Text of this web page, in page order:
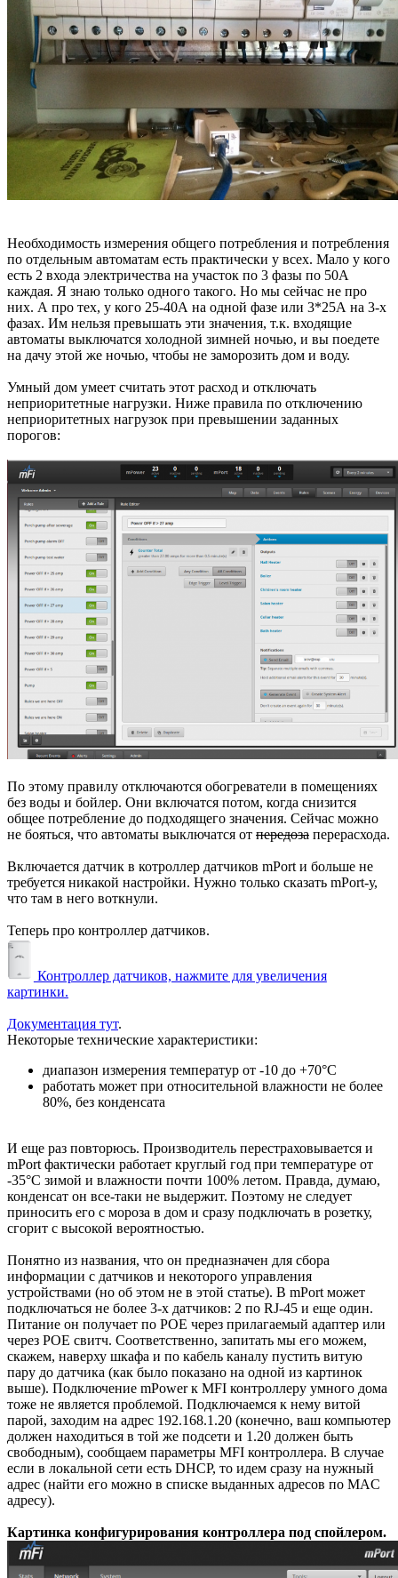
Необходимость измерения общего потребления и потребления
по отдельным автоматам есть практически у всех. Мало у кого
есть 2 входа электричества на участок по 3 фазы по 50А
каждая. Я знаю только одного такого. Но мы сейчас не про
них. А про тех, у кого 25-40А на одной фазе или 3*25А на 3-х
фазах. Им нельзя превышать эти значения, т.к. входящие
автоматы выключатся холодной зимней ночью, и вы поедете
на дачу этой же ночью, чтобы не заморозить дом и воду.
Умный дом умеет считать этот расход и отключать
неприоритетные нагрузки. Ниже правила по отключению
неприоритетных нагрузок при превышении заданных
порогов:
По этому правилу отключаются обогреватели в помещениях
без воды и бойлер. Они включатся потом, когда снизится
общее потребление до подходящего значения. Сейчас можно
не бояться, что автоматы выключатся от передоза перерасхода.
Включается датчик в котроллер датчиков mPort и больше не
требуется никакой настройки. Нужно только сказать mPort-у,
что там в него воткнули.
Теперь про контроллер датчиков.
Контроллер датчиков, нажмите для увеличения
картинки.
Документация тут.
Некоторые технические характеристики:
диапазон измерения температур от -10 до +70°С
работать может при относительной влажности не более
80%, без конденсата
И еще раз повторюсь. Производитель перестраховывается и
mPort фактически работает круглый год при температуре от
-35°С зимой и влажности почти 100% летом. Правда, думаю,
конденсат он все-таки не выдержит. Поэтому не следует
приносить его с мороза в дом и сразу подключать в розетку,
сгорит с высокой вероятностью.
Понятно из названия, что он предназначен для сбора
информации с датчиков и некоторого управления
устройствами (но об этом не в этой статье). В mPort может
подключаться не более 3-х датчиков: 2 по RJ-45 и еще один.
Питание он получает по POE через прилагаемый адаптер или
через POE свитч. Соответственно, запитать мы его можем,
скажем, наверху шкафа и по кабель каналу пустить витую
пару до датчика (как было показано на одной из картинок
выше). Подключение mPower к MFI контроллеру умного дома
тоже не является проблемой. Подключаемся к нему витой
парой, заходим на адрес 192.168.1.20 (конечно, ваш компьютер
должен находиться в той же подсети и 1.20 должен быть
свободным), сообщаем параметры MFI контроллера. В случае
если в локальной сети есть DHCP, то идем сразу на нужный
адрес (найти его можно в списке выданных адресов по MAC
адресу).
Картинка конфигурирования контроллера под спойлером.